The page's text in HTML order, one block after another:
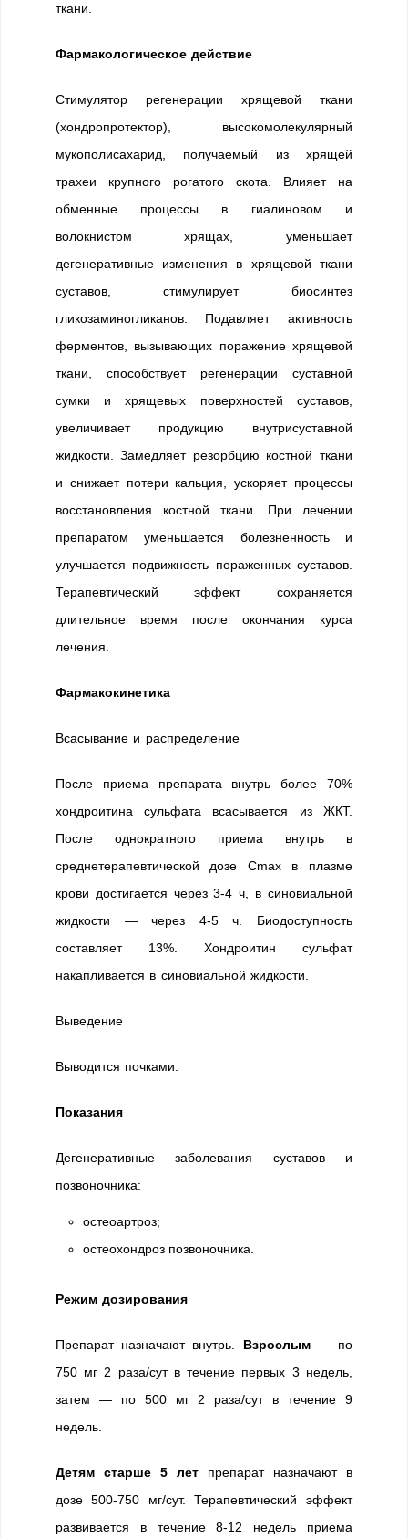
ткани.
Фармакологическое действие
Стимулятор регенерации хрящевой ткани
(хондропротектор), высокомолекулярный
мукополисахарид, получаемый из хрящей
трахеи крупного рогатого скота. Влияет на
обменные процессы в гиалиновом и
волокнистом хрящах, уменьшает
дегенеративные изменения в хрящевой ткани
суставов, стимулирует биосинтез
гликозаминогликанов. Подавляет активность
ферментов, вызывающих поражение хрящевой
ткани, способствует регенерации суставной
сумки и хрящевых поверхностей суставов,
увеличивает продукцию внутрисуставной
жидкости. Замедляет резорбцию костной ткани
и снижает потери кальция, ускоряет процессы
восстановления костной ткани. При лечении
препаратом уменьшается болезненность и
улучшается подвижность пораженных суставов.
Терапевтический эффект сохраняется
длительное время после окончания курса
лечения.
Фармакокинетика
Всасывание и распределение
После приема препарата внутрь более 70%
хондроитина сульфата всасывается из ЖКТ.
После однократного приема внутрь в
среднетерапевтической дозе Cmax в плазме
крови достигается через 3-4 ч, в синовиальной
жидкости — через 4-5 ч. Биодоступность
составляет 13%. Хондроитин сульфат
накапливается в синовиальной жидкости.
Выведение
Выводится почками.
Показания
Дегенеративные заболевания суставов и
позвоночника:
остеоартроз;
остеохондроз позвоночника.
Режим дозирования
Препарат назначают внутрь. Взрослым— по
750 мг 2 раза/сут в течение первых 3 недель,
затем — по 500 мг 2 раза/сут в течение 9
недель.
Детям старше 5 лет препарат назначают в
дозе 500-750 мг/сут. Терапевтический эффект
развивается в течение 8-12 недель приема